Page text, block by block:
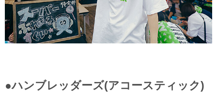
●ハンブレッダーズ(アコースティック)